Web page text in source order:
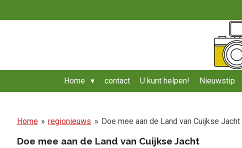
direct
Home contact U kunt helpen! Nieuwstip
Home » regionieuws » Doe mee aan de Land van Cuijkse Jacht
Doe mee aan de Land van Cuijkse Jacht